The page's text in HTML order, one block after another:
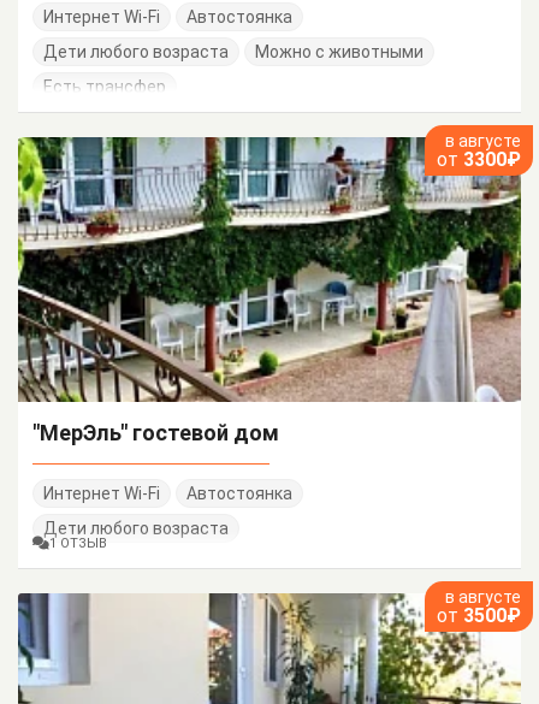
Интернет Wi-Fi
Автостоянка
Дети любого возраста
Можно с животными
Есть трансфер
в августе
от 3300₽
"МерЭль" гостевой дом
Интернет Wi-Fi
Автостоянка
Дети любого возраста
1 ОТЗЫВ
в августе
от 3500₽